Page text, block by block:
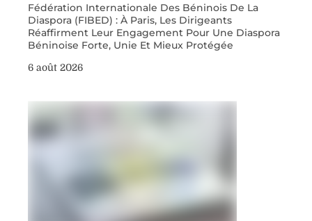
Fédération Internationale Des Béninois De La
Diaspora (FIBED) : À Paris, Les Dirigeants
Réaffirment Leur Engagement Pour Une Diaspora
Béninoise Forte, Unie Et Mieux Protégée
6 août 2026